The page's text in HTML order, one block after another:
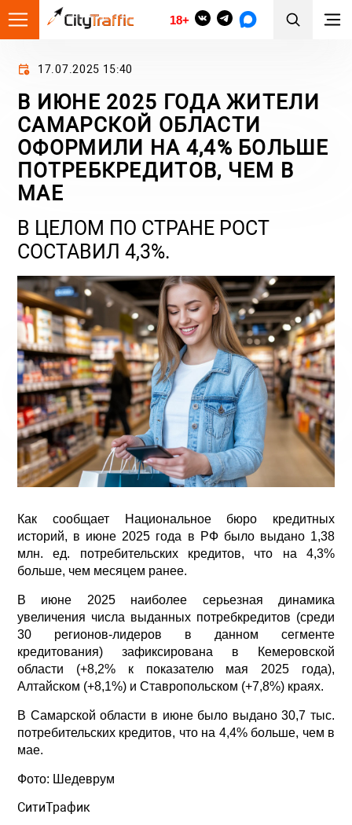
18+
17.07.2025 15:40
В ИЮНЕ 2025 ГОДА ЖИТЕЛИ
САМАРСКОЙ ОБЛАСТИ
ОФОРМИЛИ НА 4,4% БОЛЬШЕ
ПОТРЕБКРЕДИТОВ, ЧЕМ В
МАЕ
В ЦЕЛОМ ПО СТРАНЕ РОСТ
СОСТАВИЛ 4,3%.
Как сообщает Национальное бюро кредитных
историй, в июне 2025 года в РФ было выдано 1,38
млн. ед. потребительских кредитов, что на 4,3%
больше, чем месяцем ранее.
В июне 2025 наиболее серьезная динамика
увеличения числа выданных потребкредитов (среди
30 регионов-лидеров в данном сегменте
кредитования) зафиксирована в Кемеровской
области (+8,2% к показателю мая 2025 года),
Алтайском (+8,1%) и Ставропольском (+7,8%) краях.
В Самарской области в июне было выдано 30,7 тыс.
потребительских кредитов, что на 4,4% больше, чем в
мае.
Фото: Шедеврум
СитиТрафик